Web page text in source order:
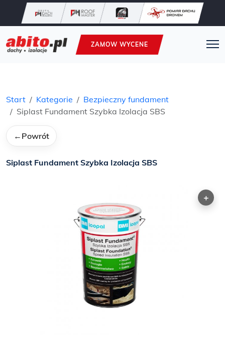
ZAMOW WYCENE
Start Kategorie
Bezpieczny fundament
Siplast Fundament Szybka Izolacja SBS
← Powrót
Siplast Fundament Szybka Izolacja SBS
+